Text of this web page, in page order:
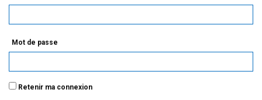
Mot de passe
Retenir ma connexion